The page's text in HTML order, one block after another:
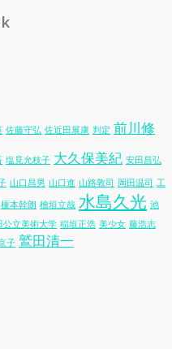
佐藤守弘 佐近田展康 判定 前川修
塩見允枝子 大久保美紀 安田昌弘
山口昌男 山口進 山路敦司 岡田温司 工
榎本幹朗 檜垣立哉 水島久光 池
公立美術大学 稲垣正浩 美少女 藤浩志
子 鷲田清一